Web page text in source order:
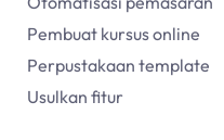
Pembuat kursus online
Perpustakaan template
Usulkan fitur